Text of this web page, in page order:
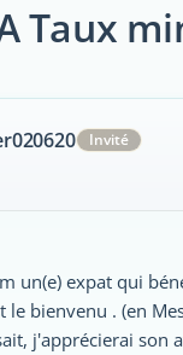
Taux
Invité
un(e) expat qui
le bienvenu . (en
j'apprécierai son